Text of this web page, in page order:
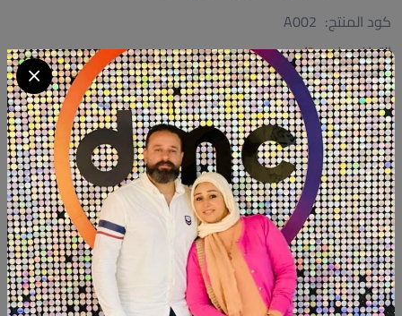
كود المنتج: A002
التوافر:غير متاح
تصنيف:ديكور
شارك:
وصف
التقييمات (0)
صينيه خشب ام دي اف بورق فلوري الجولد
منتجات شبيهة